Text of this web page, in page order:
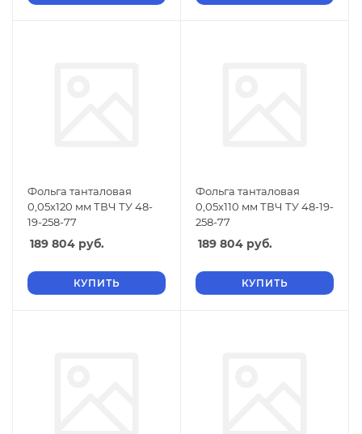
Фольга танталовая
0,05х120 мм ТВЧ ТУ 48-
19-258-77
189 804 руб.
КУПИТЬ
Фольга танталовая
0,05х110 мм ТВЧ ТУ 48-19-
258-77
189 804 руб.
КУПИТЬ